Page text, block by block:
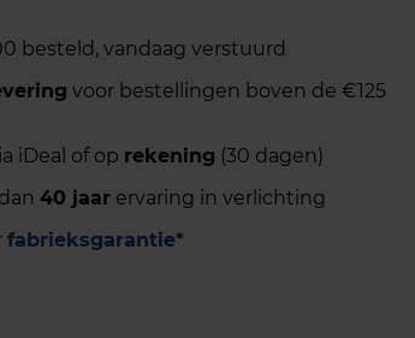
besteld, vandaag verstuurd
voor bestellingen boven de €125
iDeal of op rekening (30 dagen)
40 jaarervaring in verlichting
fabrieksgarantie*